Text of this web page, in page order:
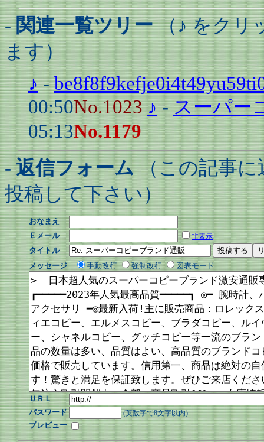
- 関連一覧ツリー（♪ をクリ
ます）
♪-
00:50No.1023 ♪-スーパー
05:13No.1179
- 返信フォーム（この記事に
投稿して下さい）
おなまえ
Ｅメール
非表示
タイトル
メッセージ
手動改行 強制改行 図表モード
ＵＲＬ
パスワード
(英数字で8文字以内)
プレビュー